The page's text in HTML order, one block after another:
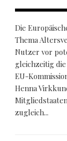
Die
Thema
Nutzer vor
gleichzeitig
EU-
Henna
zugleich...